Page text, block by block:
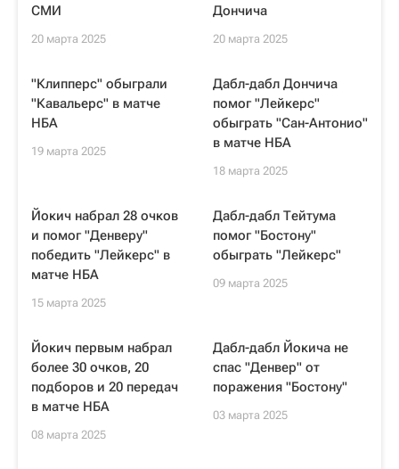
СМИ
20 марта 2025
Дончича
20 марта 2025
"Клипперс" обыграли
"Кавальерс" в матче
НБА
19 марта 2025
Дабл-дабл Дончича
помог "Лейкерс"
обыграть "Сан-Антонио"
в матче НБА
18 марта 2025
Йокич набрал 28 очков
и помог "Денверу"
победить "Лейкерс" в
матче НБА
15 марта 2025
Дабл-дабл Тейтума
помог "Бостону"
обыграть "Лейкерс"
09 марта 2025
Йокич первым набрал
более 30 очков, 20
подборов и 20 передач
в матче НБА
08 марта 2025
Дабл-дабл Йокича не
спас "Денвер" от
поражения "Бостону"
03 марта 2025